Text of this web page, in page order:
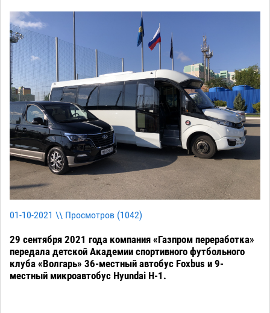
01-10-2021 \\ Просмотров (1042)
29 сентября 2021 года компания «Газпром переработка»
передала детской Академии спортивного футбольного
клуба «Волгарь» 36-местный автобус Foхbus и 9-
местный микроавтобус Hyundai H-1.